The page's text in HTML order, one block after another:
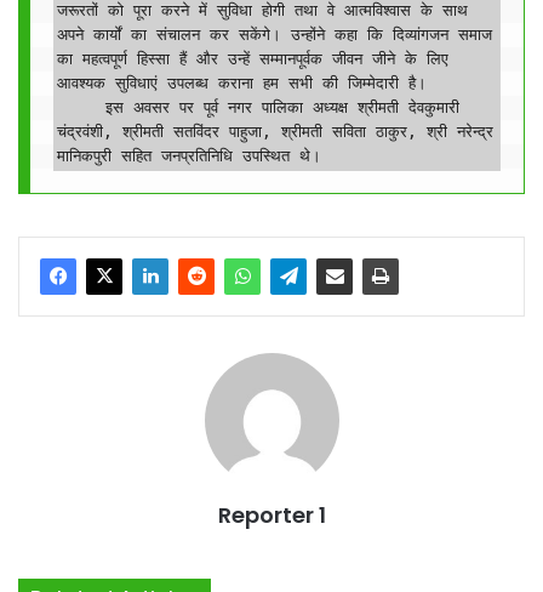
जरूरतों को पूरा करने में सुविधा होगी तथा वे आत्मविश्वास के साथ
अपने कार्यों का संचालन कर सकेंगे। उन्होंने कहा कि दिव्यांगजन समाज
का महत्वपूर्ण हिस्सा हैं और उन्हें सम्मानपूर्वक जीवन जीने के लिए
आवश्यक सुविधाएं उपलब्ध कराना हम सभी की जिम्मेदारी है।
चंद्रवंशी, श्रीमती सतविंदर पाहुजा, श्रीमती सविता ठाकुर, श्री नरेन्द्र
मानिकपुरी सहित जनप्रतिनिधि उपस्थित थे।
Reporter 1